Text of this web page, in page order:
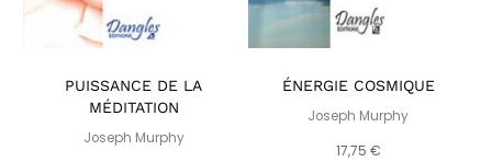
PUISSANCE DE LA
MÉDITATION
Joseph Murphy
ÉNERGIE COSMIQUE
Joseph Murphy
17,75 €